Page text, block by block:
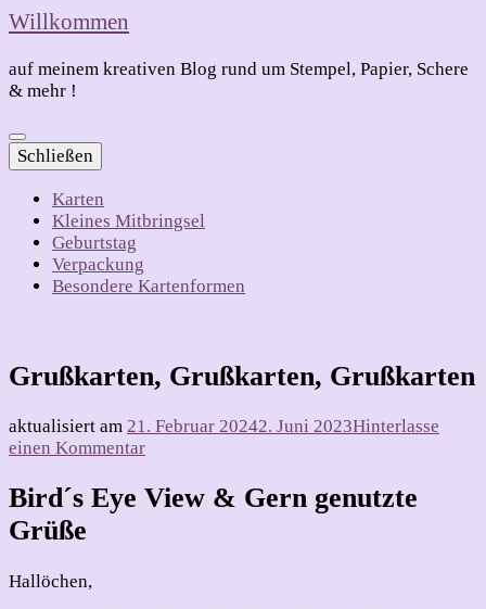
Willkommen
auf meinem kreativen Blog rund um Stempel, Papier, Schere
& mehr !
Schließen
Karten
Kleines Mitbringsel
Geburtstag
Verpackung
Besondere Kartenformen
Grußkarten, Grußkarten, Grußkarten
aktualisiert am 21. Februar 20242. Juni 2023Hinterlasse
einen Kommentarzu
Grußkarten,
Grußkarten
Bird´s Eye View & Gern genutzte
Grüße
Hallöchen,